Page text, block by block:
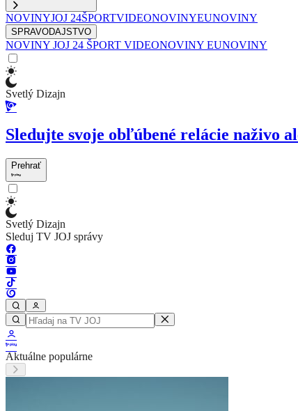
NOVINYJOJ 24ŠPORTVIDEONOVINYEUNOVINY
SPRAVODAJSTVO
NOVINY JOJ 24 ŠPORT VIDEONOVINY EUNOVINY
Svetlý Dizajn
Sledujte svoje obľúbené relácie naživo
Prehrať
Svetlý Dizajn
Sleduj TV JOJ správy
Aktuálne populárne